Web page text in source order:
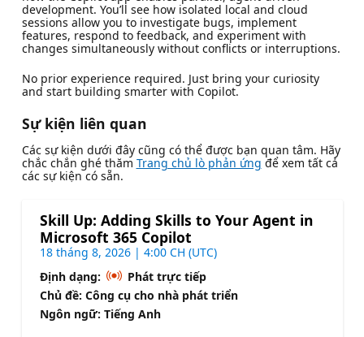
development. You’ll see how isolated local and cloud
sessions allow you to investigate bugs, implement
features, respond to feedback, and experiment with
changes simultaneously without conflicts or interruptions.
No prior experience required. Just bring your curiosity
and start building smarter with Copilot.
Sự kiện liên quan
Các sự kiện dưới đây cũng có thể được bạn quan tâm. Hãy
chắc chắn ghé thăm Trang chủ lò phản ứng để xem tất cả
các sự kiện có sẵn.
Skill Up: Adding Skills to Your Agent in
Microsoft 365 Copilot
18 tháng 8, 2026 | 4:00 CH (UTC)
Định dạng:
Phát trực tiếp
Chủ đề: Công cụ cho nhà phát triển
Ngôn ngữ: Tiếng Anh